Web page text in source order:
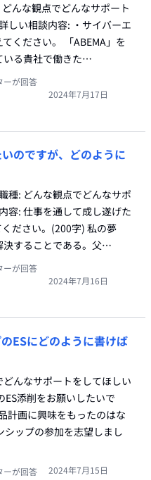
んな観点でどんなサポート
しい相談内容: ・サイバーエ
ください。 「ABEMA」を
いる貴社で働きた…
ーが回答
2024年7月17日
のですが、どのように
種: どんな観点でどんなサポ
容: 仕事を通して成し遂げた
ださい。(200字) 私の夢
決することである。父…
ーが回答
2024年7月16日
ESにどのように書けば
んなサポートをしてほしい
添削をお願いしたいで
計画に興味をもったのはな
シップの参加を志望しまし
ーが回答 2024年7月15日